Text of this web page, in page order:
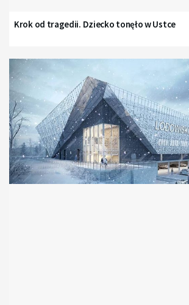
Krok od tragedii. Dziecko tonęło w Ustce